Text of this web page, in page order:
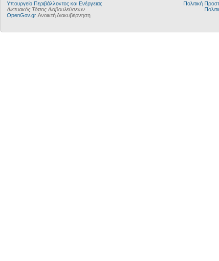
Yπουργείο Περιβάλλοντος και Ενέργειας
Δικτυακός Τόπος Διαβουλεύσεων
OpenGov.gr Ανοικτή Διακυβέρνηση
Πολιτική